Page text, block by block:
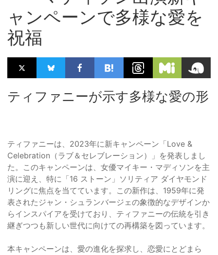
ャンペーンで多様な愛を
祝福
ティファニーが示す多様な愛の形
ティファニーは、2023年に新キャンペーン「Love &
Celebration（ラブ＆セレブレーション）」を発表しまし
た。このキャンペーンは、女優マイキー・マディソンを主
演に迎え、特に「16 ストーン」ソリティア ダイヤモンド
リングに焦点を当てています。この新作は、1959年に発
表されたジャン・シュランバージェの象徴的なデザインか
らインスパイアを受けており、ティファニーの伝統を引き
継ぎつつも新しい世代に向けての再構築を図っています。
本キャンペーンは、愛の進化を探求し、恋愛にとどまら